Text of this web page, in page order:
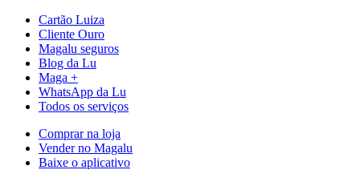
Cartão Luiza
Cliente Ouro
Magalu seguros
Blog da Lu
Maga +
WhatsApp da Lu
Todos os serviços
Comprar na loja
Vender no Magalu
Baixe o aplicativo